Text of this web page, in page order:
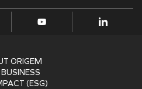
ORIGEM
(ESG)